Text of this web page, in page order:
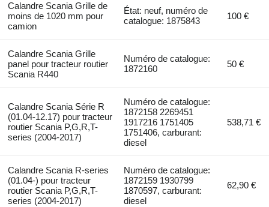
Calandre Scania Grille de
moins de 1020 mm pour
camion
État: neuf, numéro de
catalogue: 1875843
100 €
Calandre Scania Grille
panel pour tracteur routier
Scania R440
Numéro de catalogue:
1872160
50 €
Calandre Scania Série R
(01.04-12.17) pour tracteur
routier Scania P,G,R,T-
series (2004-2017)
Numéro de catalogue:
1872158 2269451
1917216 1751405
1751406, carburant:
diesel
538,71 €
Calandre Scania R-series
(01.04-) pour tracteur
routier Scania P,G,R,T-
series (2004-2017)
Numéro de catalogue:
1872159 1930799
1870597, carburant:
diesel
62,90 €